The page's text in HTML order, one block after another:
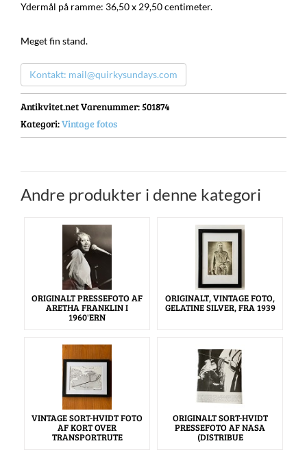
Ydermål på ramme: 36,50 x 29,50 centimeter.
Meget fin stand.
Kontakt: mail@quirkysundays.com
Antikvitet.net Varenummer: 501874
Kategori:Vintage fotos
Andre produkter i denne kategori
ORIGINALT PRESSEFOTO AF
ARETHA FRANKLIN I
1960'ERN
ORIGINALT, VINTAGE FOTO,
GELATINE SILVER, FRA 1939
VINTAGE SORT-HVIDT FOTO
AF KORT OVER
TRANSPORTRUTE
ORIGINALT SORT-HVIDT
PRESSEFOTO AF NASA
(DISTRIBUE